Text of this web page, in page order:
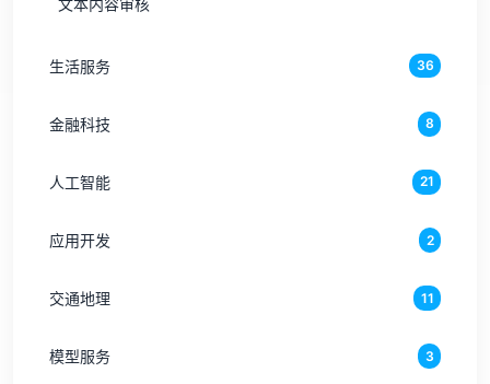
文本内容审核
生活服务 36
金融科技 8
人工智能 21
应用开发 2
交通地理 11
模型服务 3